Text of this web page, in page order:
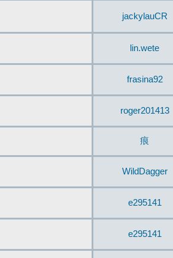
jackylauCR
lin.wete
frasina92
roger201413
痕
WildDagger
e295141
e295141